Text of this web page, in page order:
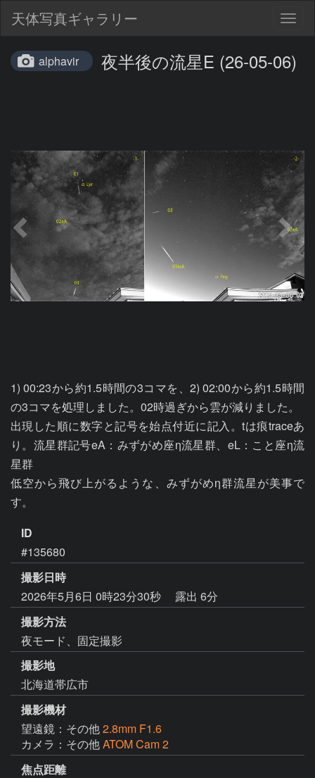
天体写真ギャラリー
alphavir 夜半後の流星E (26-05-06)
1) 00:23から約1.5時間の3コマを、2) 02:00から約1.5時間
の3コマを処理しました。02時過ぎから雲が減りました。
出現した順に数字と記号を始点付近に記入。tは痕traceあ
り。流星群記号eA：みずがめ座η流星群、eL：こと座η流
星群
低空から飛び上がるような、みずがめη群流星が美事で
ID
#135680
撮影日時
2026年5月6日 0時23分30秒
露出 6分
撮影方法
夜モード、固定撮影
撮影地
北海道帯広市
撮影機材
望遠鏡：その他2.8mm F1.6
カメラ：その他ATOM Cam 2
焦点距離